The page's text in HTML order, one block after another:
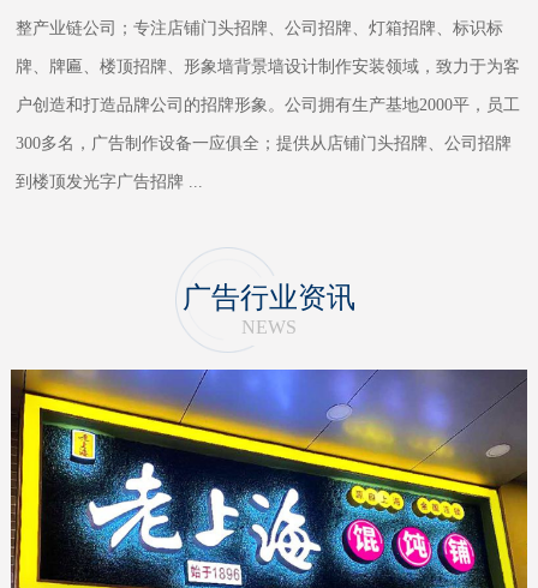
整产业链公司；专注店铺门头招牌、公司招牌、灯箱招牌、标识标
牌、牌匾、楼顶招牌、形象墙背景墙设计制作安装领域，致力于为客
户创造和打造品牌公司的招牌形象。公司拥有生产基地2000平，员工
300多名，广告制作设备一应俱全；提供从店铺门头招牌、公司招牌
到楼顶发光字广告招牌
广告行业资讯
NEWS